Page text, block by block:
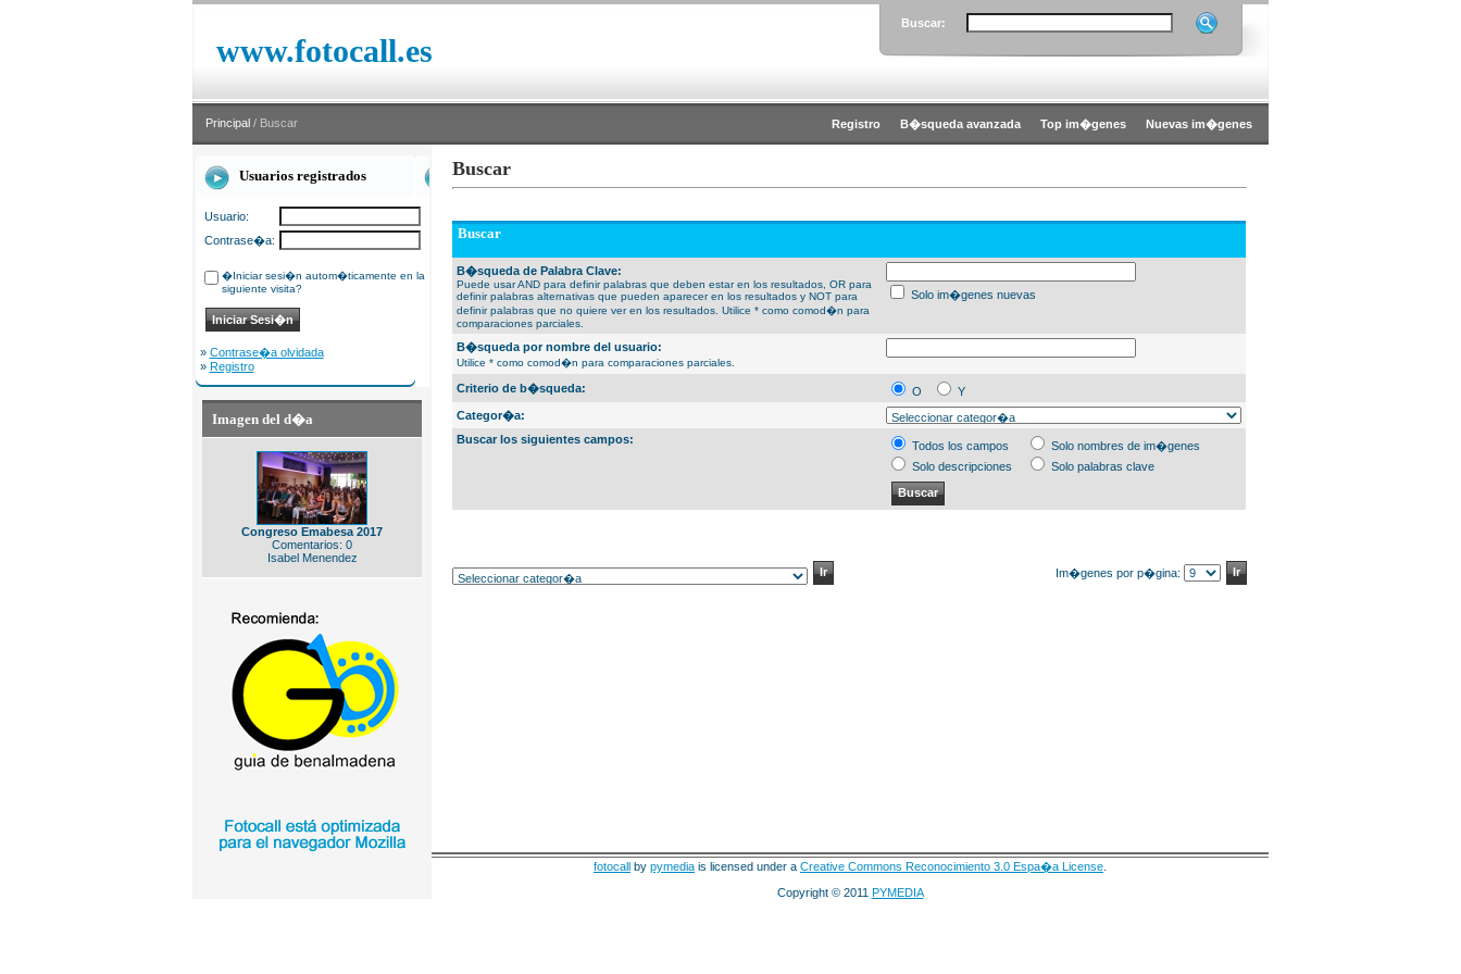
www.fotocall.es
Buscar:
Principal / Buscar Registro B�squeda avanzada Top im�genes Nuevas im�genes
Usuarios registrados
Usuario:
Contrase�a:
�Iniciar sesi�n autom�ticamente en la
siguiente visita?
» Contrase�a olvidada
» Registro
Imagen del d�a
Congreso Emabesa 2017
Comentarios: 0
Isabel Menendez
Buscar
Buscar
B�squeda de Palabra Clave:
Puede usar AND para definir palabras que deben estar en los resultados, OR para
definir palabras alternativas que pueden aparecer en los resultados y NOT para
definir palabras que no quiere ver en los resultados. Utilice * como comod�n para
comparaciones parciales.
Solo im�genes nuevas
B�squeda por nombre del usuario:
Utilice * como comod�n para comparaciones parciales.
Criterio de b�squeda: O
Y
Categor�a:
Buscar los siguientes campos:
Todos los campos
Solo nombres de im�genes
Solo descripciones
Solo palabras clave
Im�genes por p�gina:
fotocall by pymedia is licensed under a Creative Commons Reconocimiento 3.0 Espa�a License
Copyright © 2011 PYMEDIA